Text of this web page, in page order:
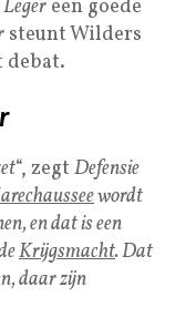
Leger een goede
steunt Wilders
debat.
“, zegt Defensie
wordt
en dat is een
Krijgsmacht. Dat
daar zijn